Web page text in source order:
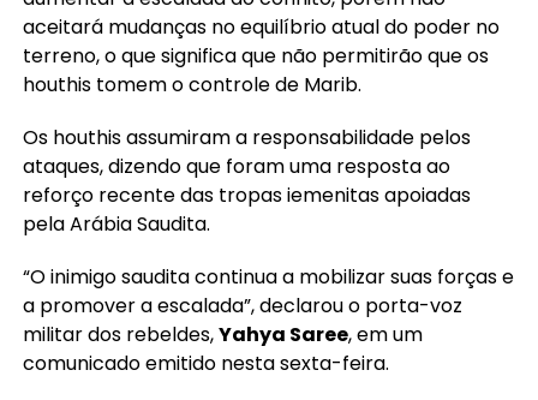
aceitará mudanças no equilíbrio atual do poder no
terreno, o que significa que não permitirão que os
houthis tomem o controle de Marib.
Os houthis assumiram a responsabilidade pelos
ataques, dizendo que foram uma resposta ao
reforço recente das tropas iemenitas apoiadas
pela Arábia Saudita.
“O inimigo saudita continua a mobilizar suas forças e
a promover a escalada”, declarou o porta-voz
militar dos rebeldes,Yahya Saree, em um
comunicado emitido nesta sexta-feira.